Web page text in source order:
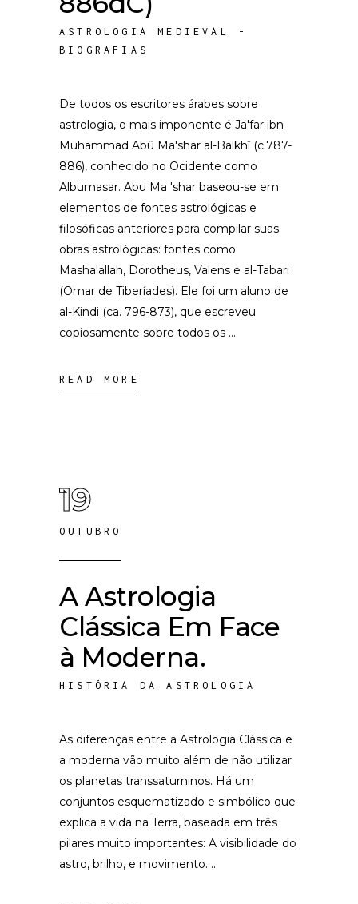
ASTROLOGIA MEDIEVAL -
BIOGRAFIAS
De todos os escritores árabes sobre
astrologia, o mais imponente é Ja'far ibn
Muhammad Abû Ma'shar al-Balkhî (c.787-
886), conhecido no Ocidente como
Albumasar. Abu Ma 'shar baseou-se em
elementos de fontes astrológicas e
filosóficas anteriores para compilar suas
obras astrológicas: fontes como
Masha'allah, Dorotheus, Valens e al-Tabari
(Omar de Tiberíades). Ele foi um aluno de
al-Kindi (ca. 796-873), que escreveu
copiosamente sobre todos os
READ MORE
19
OUTUBRO
A Astrologia
Clássica Em Face
à Moderna.
HISTÓRIA DA ASTROLOGIA
As diferenças entre a Astrologia Clássica e
a moderna vão muito além de não utilizar
os planetas transsaturninos. Há um
conjuntos esquematizado e simbólico que
explica a vida na Terra, baseada em três
pilares muito importantes: A visibilidade do
astro, brilho, e movimento.